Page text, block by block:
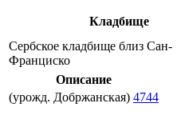
Кладбище
Сербское кладбище близ Сан-
Франциско
Описание
(урожд. Добржанская) 4744